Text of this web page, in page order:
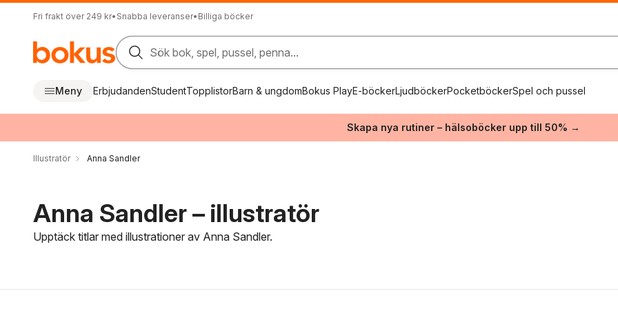
Fri frakt över 249 kr• Snabba leveranser• Billiga böcker
Sök bok, spel, pussel, penna...
Meny ErbjudandenStudentTopplistorBarn & ungdomBokus PlayE-böckerLjudböckerPocketböckerSpel och pussel
Skapa nya rutiner – hälsoböcker upp till 50% →
Illustratör Anna Sandler
Anna Sandler – illustratör
Upptäck titlar med illustrationer av Anna Sandler.